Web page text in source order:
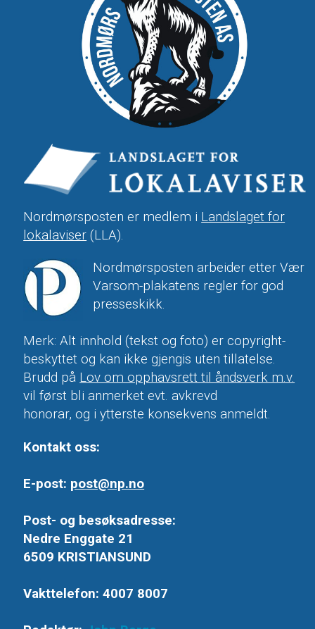
Nordmørsposten er medlem i Landslaget for
lokalaviser (LLA).
Nordmørsposten arbeider etter Vær
Varsom-plakatens regler for god
presseskikk.
Merk: Alt innhold (tekst og foto) er copyright-
beskyttet og kan ikke gjengis uten tillatelse.
Brudd på Lov om opphavsrett til åndsverk m.v.
vil først bli anmerket evt. avkrevd
honorar, og i ytterste konsekvens anmeldt.
Kontakt oss:
E-post: post@np.no
Post- og besøksadresse:
Nedre Enggate 21
6509 KRISTIANSUND
Vakttelefon: 4007 8007